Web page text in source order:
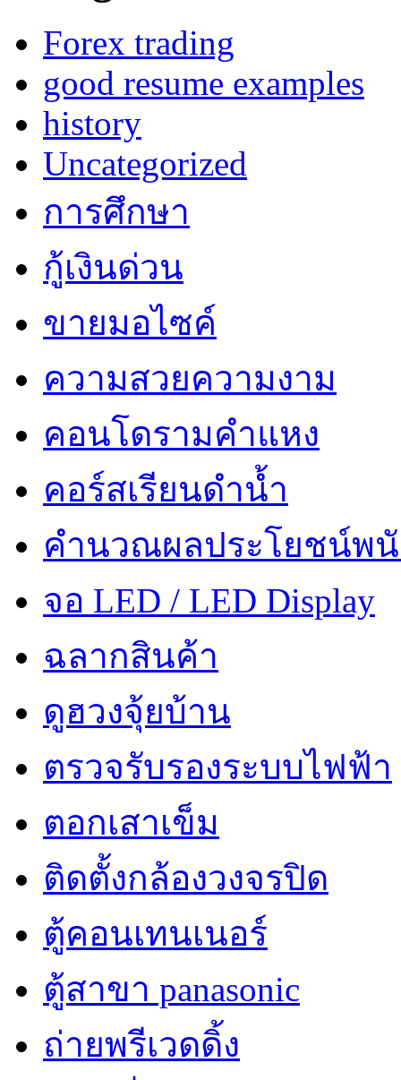
Forex trading
good resume examples
history
Uncategorized
การศึกษา
กู้เงินด่วน
ขายมอไซค์
ความสวยความงาม
คอนโดรามคำแหง
คอร์สเรียนดำน้ำ
คำนวณผลประโยชน์พ
จอ LED / LED Display
ฉลากสินค้า
ดูฮวงจุ้ยบ้าน
ตรวจรับรองระบบไฟฟ้า
ตอกเสาเข็ม
ติดตั้งกล้องวงจรปิด
ตู้คอนเทนเนอร์
ตู้สาขา panasonic
ถ่ายพรีเวดดิ้ง